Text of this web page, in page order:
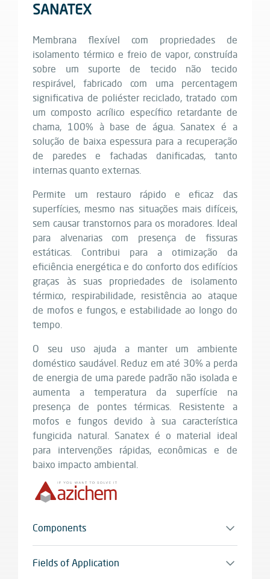
SANATEX
Membrana flexível com propriedades de
isolamento térmico e freio de vapor, construída
sobre um suporte de tecido não tecido
respirável, fabricado com uma percentagem
significativa de poliéster reciclado, tratado com
um composto acrílico específico retardante de
chama, 100% à base de água. Sanatex é a
solução de baixa espessura para a recuperação
de paredes e fachadas danificadas, tanto
internas quanto externas.
Permite um restauro rápido e eficaz das
superfícies, mesmo nas situações mais difíceis,
sem causar transtornos para os moradores. Ideal
para alvenarias com presença de fissuras
estáticas. Contribui para a otimização da
eficiência energética e do conforto dos edifícios
graças às suas propriedades de isolamento
térmico, respirabilidade, resistência ao ataque
de mofos e fungos, e estabilidade ao longo do
tempo.
O seu uso ajuda a manter um ambiente
doméstico saudável. Reduz em até 30% a perda
de energia de uma parede padrão não isolada e
aumenta a temperatura da superfície na
presença de pontes térmicas. Resistente a
mofos e fungos devido à sua característica
fungicida natural. Sanatex é o material ideal
para intervenções rápidas, econômicas e de
baixo impacto ambiental.
Components
Monocomponente
Fields of Application